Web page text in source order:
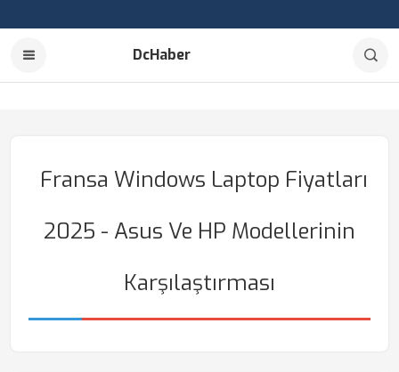
DcHaber
Fransa Windows Laptop Fiyatları
2025 - Asus Ve HP Modellerinin
Karşılaştırması